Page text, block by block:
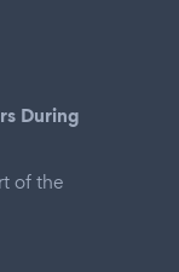
During
of the